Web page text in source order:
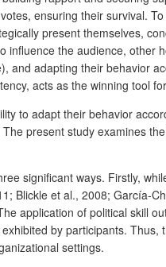
ensuring their survival.
present themselves,
the audience,
adapting their behavior
acts as the winning tool
to adapt their behavior
present study examines
significant ways. Firstly,
Blickle et al., 2008; García-
application of political skill
by participants.
settings.